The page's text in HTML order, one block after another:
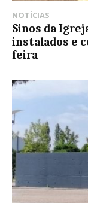
NOTÍCIAS
Sinos da
instalados e
feira